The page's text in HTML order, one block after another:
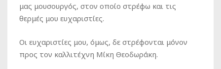
μας μουσουργός, στον οποίο στρέφω και τις
θερμές μου ευχαριστίες.
Οι ευχαριστίες μου, όμως, δε στρέφονται μόνον
προς τον καλλιτέχνη Μίκη Θεοδωράκη.